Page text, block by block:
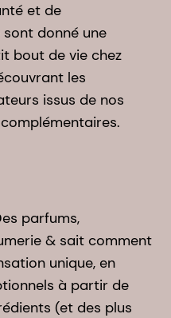
et de
donné une
bout de vie chez
les
issus de nos
parfums,
& sait comment
unique, en
à partir de
(et des plus